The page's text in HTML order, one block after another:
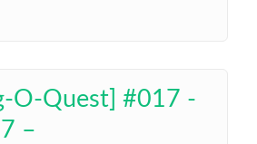
O-Quest] #017 -
–